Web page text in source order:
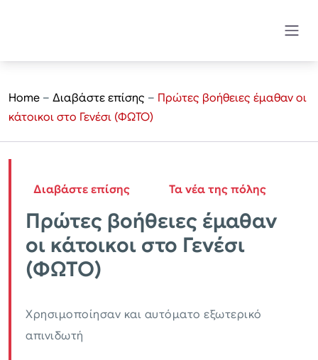
Home – Διαβάστε επίσης – Πρώτες βοήθειες έμαθαν οι
κάτοικοι στο Γενέσι (ΦΩΤΟ)
Διαβάστε επίσης Τα νέα της πόλης
Πρώτες βοήθειες έμαθαν
οι κάτοικοι στο Γενέσι
(ΦΩΤΟ)
Χρησιμοποίησαν και αυτόματο εξωτερικό
απινιδωτή